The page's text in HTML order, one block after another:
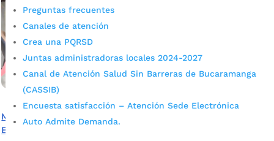
Preguntas frecuentes
Canales de atención
Crea una PQRSD
Juntas administradoras locales 2024-2027
Canal de Atención Salud Sin Barreras de Bucaramanga
(CASSIB)
Encuesta satisfacción – Atención Sede Electrónica
Auto Admite Demanda.
Medidas para garantizar la seguridad durante el partido
Bucaramanga vs Nacional